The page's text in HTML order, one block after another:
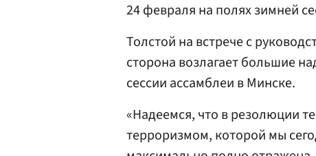
24 февраля на полях зимней
Толстой на встрече с
сторона возлагает большие
сессии ассамблеи в Минске.
«Надеемся, что в резолюции
терроризмом, которой мы